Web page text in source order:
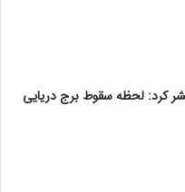
کرد: لحظه سقوط برج دریایی